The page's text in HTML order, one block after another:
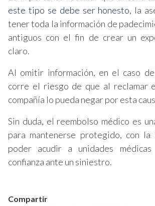
este tipo se debe ser honesto, la
tener toda la información de
antiguos con el fin de crear un
claro.
Al omitir información, en el caso
corre el riesgo de que al reclamar
compañía lo pueda negar por esta
Sin duda, el reembolso médico es
para mantenerse protegido, con
poder acudir a unidades
confianza ante un siniestro.
Compartir